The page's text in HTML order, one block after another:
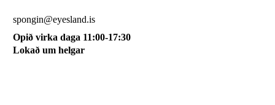
spongin@eyesland.is
Opið virka daga 11:00-17:30
Lokað um helgar